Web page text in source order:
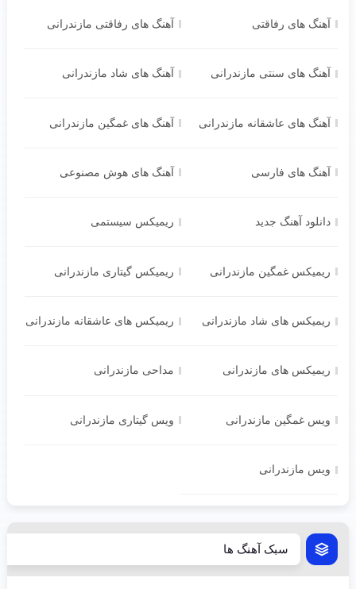
آهنگ های رفاقتی آهنگ های رفاقتی مازندرانی
آهنگ های سنتی مازندرانی آهنگ های شاد مازندرانی
آهنگ های عاشقانه مازندرانی آهنگ های غمگین مازندرانی
آهنگ های فارسی آهنگ های هوش مصنوعی
دانلود آهنگ جدید ریمیکس سیستمی
ریمیکس غمگین مازندرانی ریمیکس گیتاری مازندرانی
ریمیکس های شاد مازندرانی ریمیکس های عاشقانه مازندرانی
ریمیکس های مازندرانی مداحی مازندرانی
ویس غمگین مازندرانی ویس گیتاری مازندرانی
ویس مازندرانی
سبک آهنگ ها